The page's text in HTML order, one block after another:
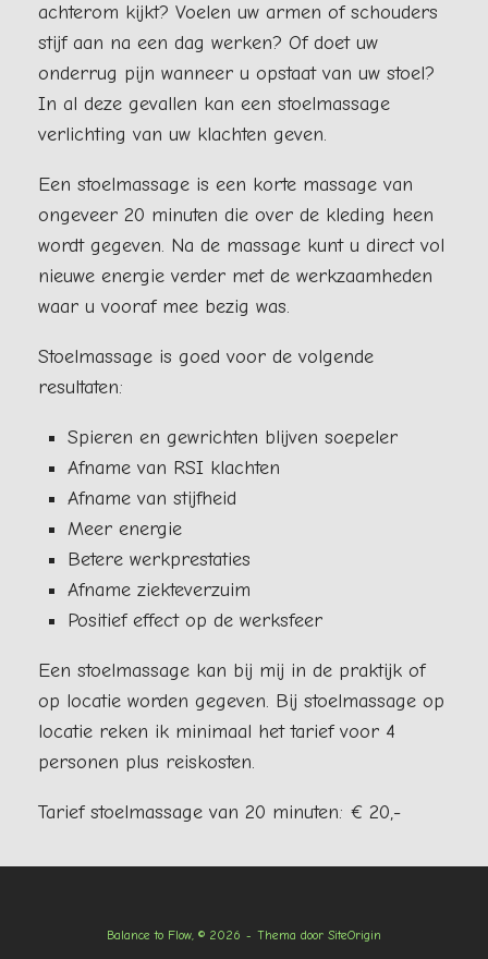
achterom kijkt? Voelen uw armen of schouders
stijf aan na een dag werken? Of doet uw
onderrug pijn wanneer u opstaat van uw stoel?
In al deze gevallen kan een stoelmassage
verlichting van uw klachten geven.
Een stoelmassage is een korte massage van
ongeveer 20 minuten die over de kleding heen
wordt gegeven. Na de massage kunt u direct vol
nieuwe energie verder met de werkzaamheden
waar u vooraf mee bezig was.
Stoelmassage is goed voor de volgende
resultaten:
Spieren en gewrichten blijven soepeler
Afname van RSI klachten
Afname van stijfheid
Meer energie
Betere werkprestaties
Afname ziekteverzuim
Positief effect op de werksfeer
Een stoelmassage kan bij mij in de praktijk of
op locatie worden gegeven. Bij stoelmassage op
locatie reken ik minimaal het tarief voor 4
personen plus reiskosten.
Tarief stoelmassage van 20 minuten: € 20,-
Balance to Flow, © 2026 Thema door SiteOrigin